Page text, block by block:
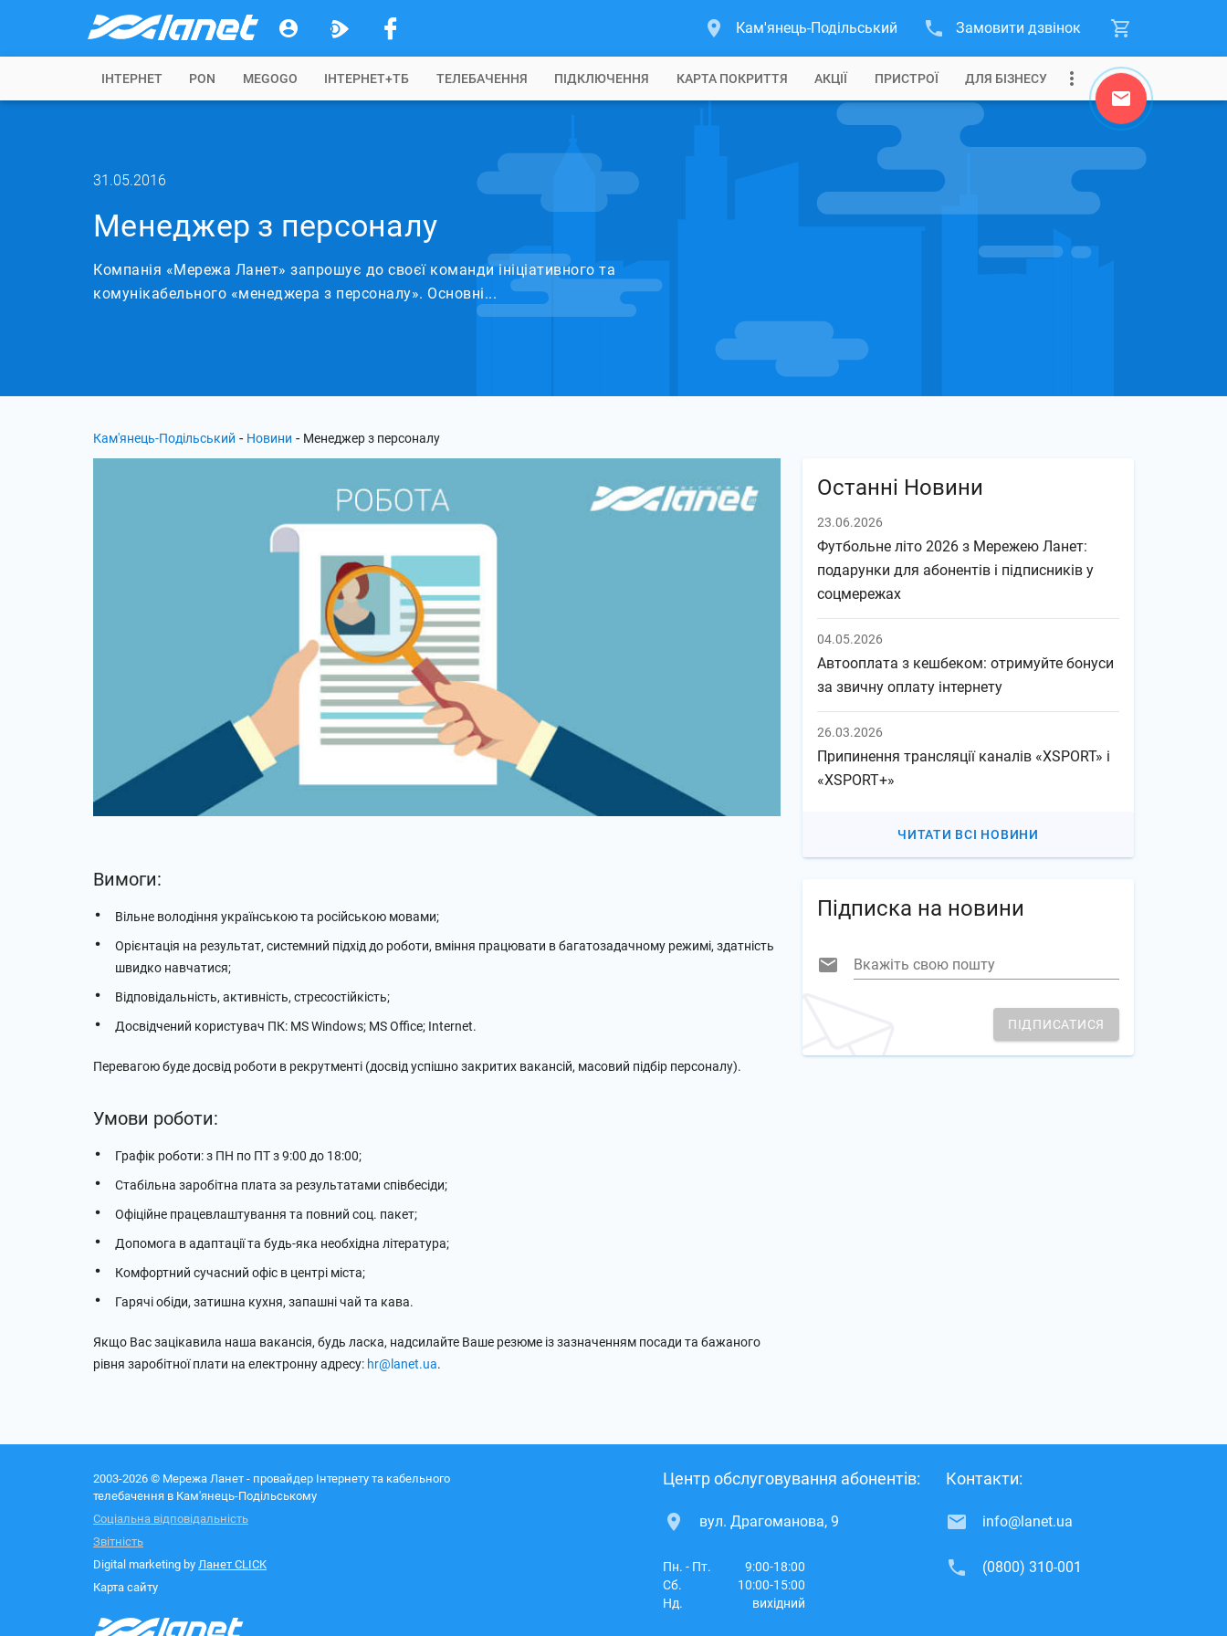
Кам'янець-Подільський Замовити дзвінок
IНТЕРНЕТ PON MEGOGO ІНТЕРНЕТ+ТБ ТЕЛЕБАЧЕННЯ ПІДКЛЮЧЕННЯ КАРТА ПОКРИТТЯ АКЦІЇ ПРИСТРОЇ ДЛЯ БІЗНЕСУ
31.05.2016
Менеджер з персоналу
Компанія «Мережа Ланет» запрошує до своєї команди ініціативного та
комунікабельного «менеджера з персоналу». Основні...
Кам'янець-Подільський - Новини - Менеджер з персоналу
Вимоги:
Вільне володіння українською та російською мовами;
Орієнтація на результат, системний підхід до роботи, вміння працювати в багатозадачному режимі, здатність
швидко навчатися;
Відповідальність, активність, стресостійкість;
Досвідчений користувач ПК: MS Windows; MS Office; Internet.
Перевагою буде досвід роботи в рекрутменті (досвід успішно закритих вакансій, масовий підбір персоналу).
Умови роботи:
Графік роботи: з ПН по ПТ з 9:00 до 18:00;
Стабільна заробітна плата за результатами співбесіди;
Офіційне працевлаштування та повний соц. пакет;
Допомога в адаптації та будь-яка необхідна література;
Комфортний сучасний офіс в центрі міста;
Гарячі обіди, затишна кухня, запашні чай та кава.
Якщо Вас зацікавила наша вакансія, будь ласка, надсилайте Ваше резюме із зазначенням посади та бажаного
рівня заробітної плати на електронну адресу: hr@lanet.ua.
Останні Новини
23.06.2026
Футбольне літо 2026 з Мережею Ланет:
подарунки для абонентів і підписників у
соцмережах
04.05.2026
Автооплата з кешбеком: отримуйте бонуси
за звичну оплату інтернету
26.03.2026
Припинення трансляції каналів «XSPORT» і
«XSPORT+»
ЧИТАТИ ВСІ НОВИНИ
Підписка на новини
Вкажіть свою пошту
ПІДПИСАТИСЯ
2003-2026 © Мережа Ланет - провайдер Інтернету та кабельного
телебачення в Кам'янець-Подільському
Соціальна відповідальність
Звітність
Digital marketing by Ланет CLICK
Карта сайту
Центр обслуговування абонентів:
вул. Драгоманова, 9
Пн. - Пт.
9:00-18:00
Сб.
10:00-15:00
Нд.
вихідний
Контакти:
info@lanet.ua
(0800) 310-001